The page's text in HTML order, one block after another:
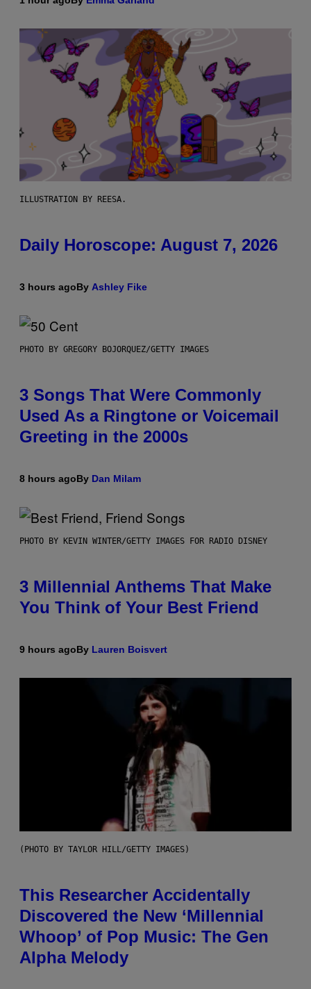
ILLUSTRATION BY REESA.
Daily Horoscope: August 7, 2026
3 hours agoBy Ashley Fike
PHOTO BY GREGORY BOJORQUEZ/GETTY IMAGES
3 Songs That Were Commonly
Used As a Ringtone or Voicemail
Greeting in the 2000s
8 hours agoBy Dan Milam
PHOTO BY KEVIN WINTER/GETTY IMAGES FOR RADIO DISNEY
3 Millennial Anthems That Make
You Think of Your Best Friend
9 hours agoBy Lauren Boisvert
(PHOTO BY TAYLOR HILL/GETTY IMAGES)
This Researcher Accidentally
Discovered the New ‘Millennial
Whoop’ of Pop Music: The Gen
Alpha Melody